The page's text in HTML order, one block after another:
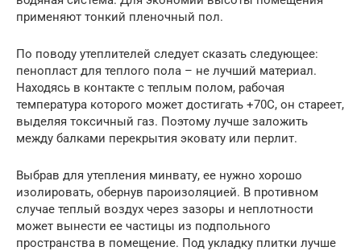
применяют тонкий пленочный пол.
По поводу утеплителей следует сказать следующее:
пенопласт для теплого пола – не лучший материал.
Находясь в контакте с теплым полом, рабочая
температура которого может достигать +70С, он стареет,
выделяя токсичный газ. Поэтому лучше заложить
между балками перекрытия эковату или перлит.
Выбрав для утепления минвату, ее нужно хорошо
изолировать, обернув пароизоляцией. В противном
случае теплый воздух через зазоры и неплотности
может вынести ее частицы из подпольного
пространства в помещение. Под укладку плитки лучше